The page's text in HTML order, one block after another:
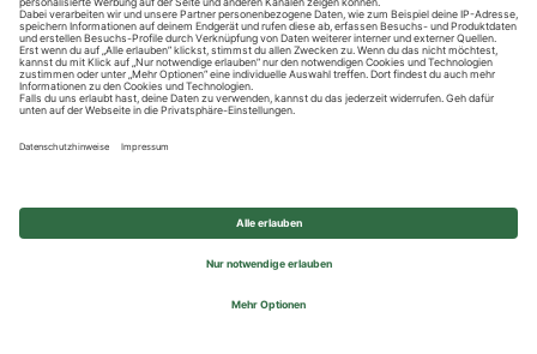
Impressum
Privatsphäre-Einstellungen
© 2026 REWE Group - All rights reserved